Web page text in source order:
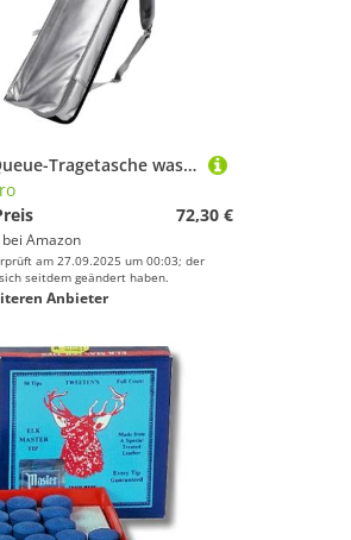
pistro Queue-Tragetasche wasserdicht leicht tragbar Crossbody für Billardzubehör Schutz Reisegeschenk 33.07 x 8.86 x 6.10 inch- Silber Grau
72,30 €
Amazon
am 27.09.2025 um 00:03; der
seitdem geändert haben.
Anbieter